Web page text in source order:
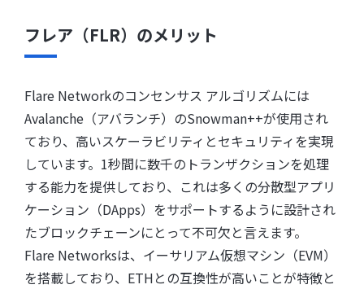
フレア（FLR）のメリット
Flare Networkのコンセンサス アルゴリズムには
Avalanche（アバランチ）のSnowman++が使用され
ており、高いスケーラビリティとセキュリティを実現
しています。1秒間に数千のトランザクションを処理
する能力を提供しており、これは多くの分散型アプリ
ケーション（DApps）をサポートするように設計され
たブロックチェーンにとって不可欠と言えます。
Flare Networksは、イーサリアム仮想マシン（EVM）
を搭載しており、ETHとの互換性が高いことが特徴と